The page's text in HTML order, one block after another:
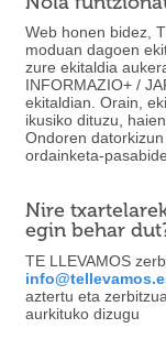
Web honen bidez,
moduan dagoen
zure ekitaldia
INFORMAZIO+ /
ekitaldian. Orain,
ikusiko dituzu,
Ondoren
ordainketa-
Nire
egin behar
TE LLEVAMOS
aztertu eta
aurkituko dizugu